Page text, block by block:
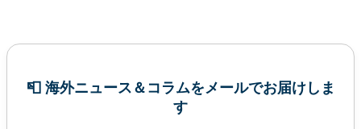
📮 海外ニュース＆コラムをメールでお届けしま
す